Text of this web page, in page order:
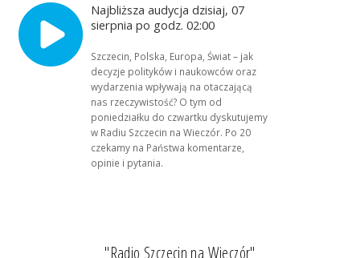
Najbliższa audycja dzisiaj, 07
sierpnia po godz. 02:00
Szczecin, Polska, Europa, Świat – jak
decyzje polityków i naukowców oraz
wydarzenia wpływają na otaczającą
nas rzeczywistość? O tym od
poniedziałku do czwartku dyskutujemy
w Radiu Szczecin na Wieczór. Po 20
czekamy na Państwa komentarze,
opinie i pytania.
"Radio Szczecin na Wieczór"